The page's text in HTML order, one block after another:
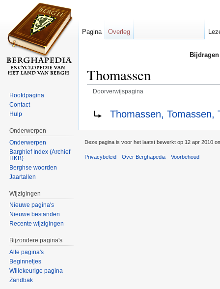
Thomassen
Doorverwijspagina
Doorverwijzing naar:
Thomassen, Tomassen,
Pagina Overleg
Hoofdpagina
Contact
Hulp
Onderwerpen
Onderwerpen
Barghief Index (Archief
HKB)
Berghse woorden
Jaartallen
Wijzigingen
Nieuwe pagina's
Nieuwe bestanden
Recente wijzigingen
Bijzondere pagina's
Alle pagina's
Beginnetjes
Willekeurige pagina
Zandbak
Deze pagina is voor het laatst bewerkt op 12 apr 2010
Privacybeleid Over Berghapedia Voorbehoud